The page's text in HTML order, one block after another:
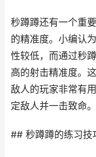
秒蹲蹲还有一个重
的精准度。小编认
性较低，而通过秒
高的射击精准度。
敌人的玩家非常有
定敌人并一击致命。
## 秒蹲蹲的练习技